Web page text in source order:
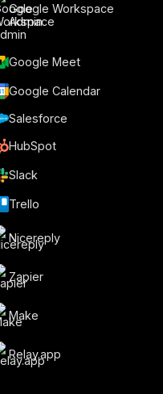
Google Workspace
Admin
Google Meet
Google Calendar
Salesforce
HubSpot
Slack
Trello
Nicereply
Zapier
Make
Relay.app